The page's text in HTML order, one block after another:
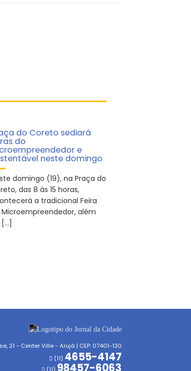
do Coreto sediará
do
e
neste domingo
domingo (19), na Praça do
das 8 às 15 horas,
a tradicional Feira
além
21 - Center Ville - Arujá | CEP: 07401-130
(11) 4655-4147
98457-6063